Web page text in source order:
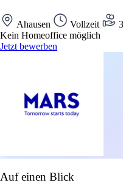
Ahausen Vollzeit
Kein Homeoffice möglich
Jetzt bewerben
Auf einen Blick